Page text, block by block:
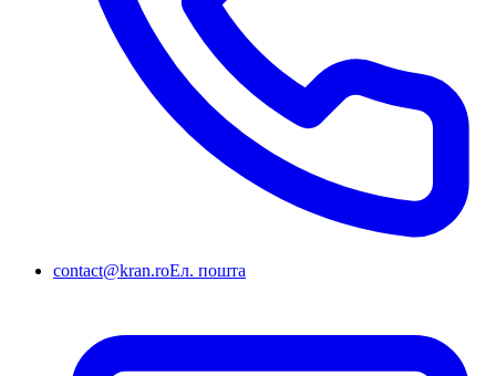
contact@kran.roЕл. пошта